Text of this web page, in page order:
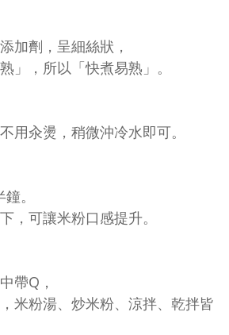
加劑，呈細絲狀，
」，所以「快煮易熟」。
用汆燙，稍微沖冷水即可。
。
，可讓米粉口感提升。
帶Q，
米粉湯、炒米粉、涼拌、乾拌皆